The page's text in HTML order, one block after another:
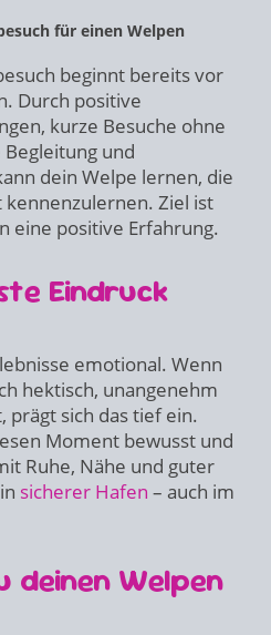
für einen Welpen
beginnt bereits vor
Durch positive
kurze Besuche ohne
und
dein Welpe lernen, die
Ziel ist
eine positive Erfahrung.
Eindruck
emotional. Wenn
hektisch, unangenehm
prägt sich das tief ein.
Moment bewusst und
Ruhe, Nähe und guter
sicherer Hafen – auch im
deinen Welpen